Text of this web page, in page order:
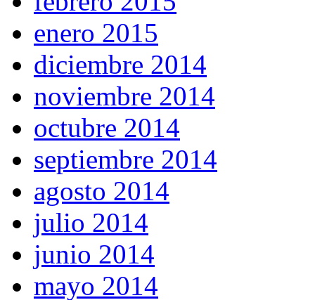
enero 2015
diciembre 2014
noviembre 2014
octubre 2014
septiembre 2014
agosto 2014
julio 2014
junio 2014
mayo 2014